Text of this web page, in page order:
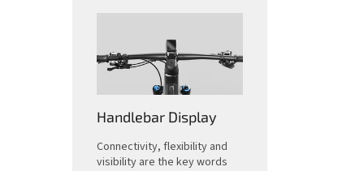
Handlebar Display
Connectivity, flexibility and
visibility are the key words